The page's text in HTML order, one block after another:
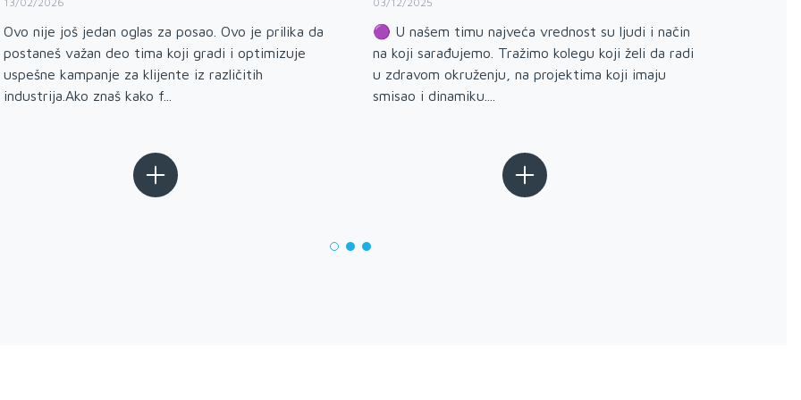
Ovo nije još jedan oglas za posao. Ovo je prilika da
postaneš važan deo tima koji gradi i optimizuje
uspešne kampanje za klijente iz različitih
industrija.Ako znaš kako f...
🟣 U našem timu najveća vrednost su ljudi i način
na koji sarađujemo. Tražimo kolegu koji želi da radi
u zdravom okruženju, na projektima koji imaju
smisao i dinamiku....